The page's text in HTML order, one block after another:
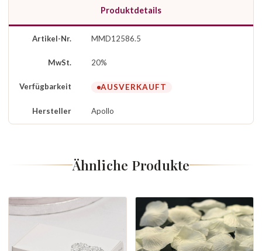
Produktdetails
Artikel-Nr. MMD12586.5
MwSt. 20%
Verfügbarkeit AUSVERKAUFT
Hersteller Apollo
Ähnliche Produkte